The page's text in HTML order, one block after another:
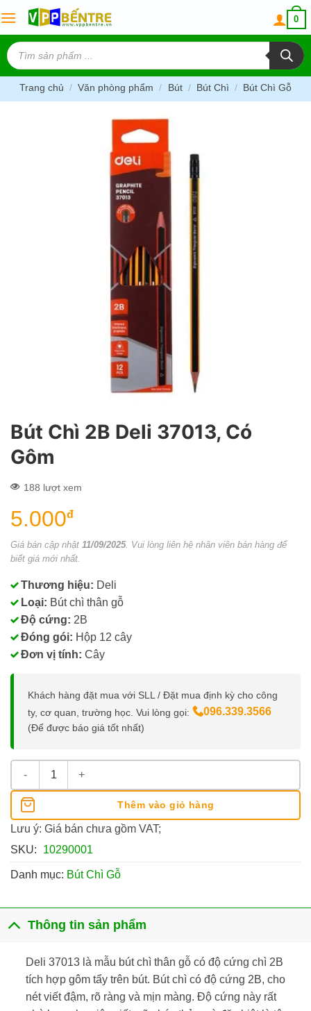
to
content
0
Tìm
kiếm
sản
phẩm
Trang chủ / Văn phòng phẩm / Bút / Bút Chì / Bút Chì Gỗ
Bút Chì 2B Deli 37013, Có
Gôm
188 lượt xem
5.000đ
Giá bán cập nhật 11/09/2025. Vui lòng liên hệ nhân viên bán hàng để
biết giá mới nhất.
Thương hiệu: Deli
Loại: Bút chì thân gỗ
Độ cứng: 2B
Đóng gói: Hộp 12 cây
Đơn vị tính: Cây
Khách hàng đặt mua với SLL / Đặt mua định kỳ cho công
ty, cơ quan, trường học. Vui lòng gọi:
096.339.3566
(Để được báo giá tốt nhất)
Bút Chì 2B Deli 37013, Có Gôm số lượng
Thêm vào giỏ hàng
Lưu ý: Giá bán chưa gồm VAT;
SKU:
10290001
Danh mục: Bút Chì Gỗ
Thông tin sản phẩm
Deli 37013 là mẫu bút chì thân gỗ có độ cứng chì 2B
tích hợp gôm tẩy trên bút. Bút chì có độ cứng 2B, cho
nét viết đậm, rõ ràng và mịn màng. Độ cứng này rất